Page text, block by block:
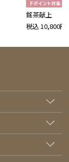
銘茶献上
税込 10,800円